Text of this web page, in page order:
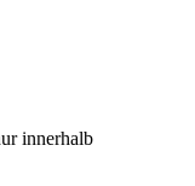
innerhalb